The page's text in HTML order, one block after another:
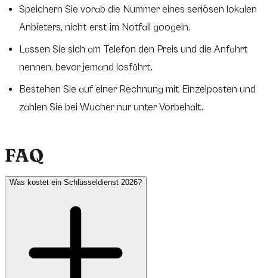
Speichern Sie vorab die Nummer eines seriösen lokalen
Anbieters, nicht erst im Notfall googeln.
Lassen Sie sich am Telefon den Preis und die Anfahrt
nennen, bevor jemand losfährt.
Bestehen Sie auf einer Rechnung mit Einzelposten und
zahlen Sie bei Wucher nur unter Vorbehalt.
FAQ
Was kostet ein Schlüsseldienst 2026?